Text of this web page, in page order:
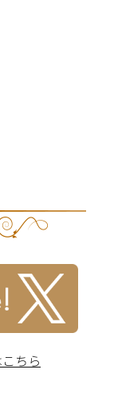
ちら